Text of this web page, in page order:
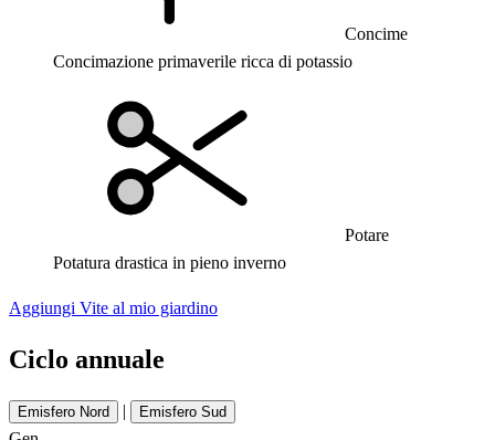
Concime
Concimazione primaverile ricca di potassio
Potare
Potatura drastica in pieno inverno
Aggiungi Vite al mio giardino
Ciclo annuale
Emisfero Nord | Emisfero Sud